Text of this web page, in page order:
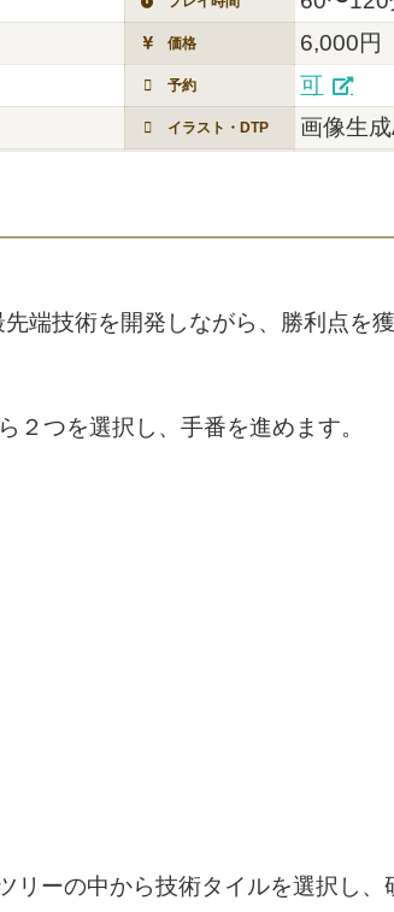
価格 6,000円
予約 可
イラスト・DTP 画像生
端技術を開発しながら、勝利点を
２つを選択し、手番を進めます。
リーの中から技術タイルを選択し